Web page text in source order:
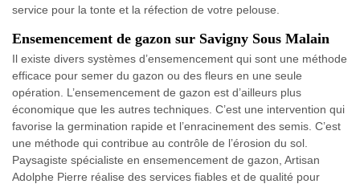
service pour la tonte et la réfection de votre pelouse.
Ensemencement de gazon sur Savigny Sous Malain
Il existe divers systèmes d’ensemencement qui sont une méthode
efficace pour semer du gazon ou des fleurs en une seule
opération. L’ensemencement de gazon est d’ailleurs plus
économique que les autres techniques. C’est une intervention qui
favorise la germination rapide et l’enracinement des semis. C’est
une méthode qui contribue au contrôle de l’érosion du sol.
Paysagiste spécialiste en ensemencement de gazon, Artisan
Adolphe Pierre réalise des services fiables et de qualité pour